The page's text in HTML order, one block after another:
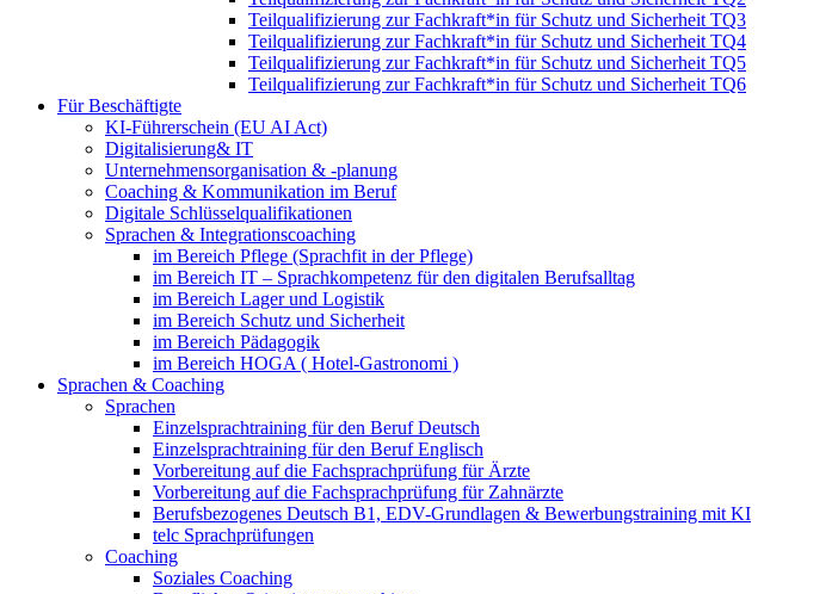
Teilqualifizierung zur Fachkraft*in für Schutz und Sicherheit TQ3
Teilqualifizierung zur Fachkraft*in für Schutz und Sicherheit TQ4
Teilqualifizierung zur Fachkraft*in für Schutz und Sicherheit TQ5
Teilqualifizierung zur Fachkraft*in für Schutz und Sicherheit TQ6
Für Beschäftigte
KI-Führerschein (EU AI Act)
Digitalisierung& IT
Unternehmensorganisation & ‑planung
Coaching & Kommunikation im Beruf
Digitale Schlüsselqualifikationen
Sprachen & Integrationscoaching
im Bereich Pflege (Sprachfit in der Pflege)
im Bereich IT – Sprachkompetenz für den digitalen Berufsalltag
im Bereich Lager und Logistik
im Bereich Schutz und Sicherheit
im Bereich Pädagogik
im Bereich HOGA ( Hotel-Gastronomi )
Sprachen & Coaching
Sprachen
Einzelsprachtraining für den Beruf Deutsch
Einzelsprachtraining für den Beruf Englisch
Vorbereitung auf die Fachsprachprüfung für Ärzte
Vorbereitung auf die Fachsprachprüfung für Zahnärzte
Berufsbezogenes Deutsch B1, EDV-Grundlagen & Bewerbungstraining mit KI
telc Sprachprüfungen
Coaching
Soziales Coaching